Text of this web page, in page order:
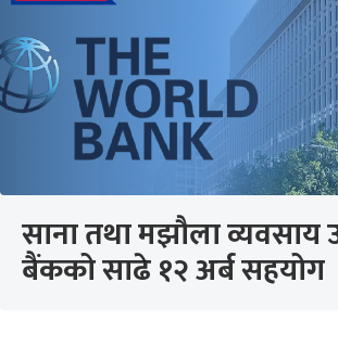
साना तथा मझौला व्यवसाय
बैंकको साढे १२ अर्ब सहयोग